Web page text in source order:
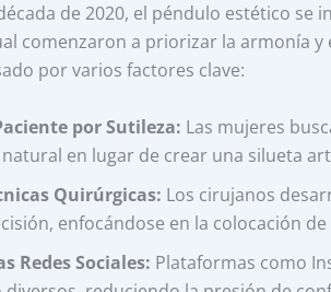
de 2020, el péndulo estético se
comenzaron a priorizar la armonía
por varios factores clave:
por Sutileza: Las mujeres
en lugar de crear una silueta
Quirúrgicas: Los cirujanos
enfocándose en la colocación
Redes Sociales: Plataformas como